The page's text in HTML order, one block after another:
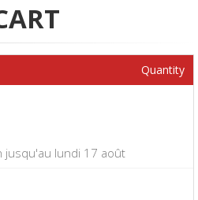
jusqu'au lundi 17 août
Quantity